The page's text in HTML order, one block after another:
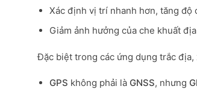
Xác định vị trí nhanh hơn, tăng độ
Giảm ảnh hưởng của che khuất
Đặc biệt trong các ứng dụng trắc
GPS không phải làGNSS, nhưng